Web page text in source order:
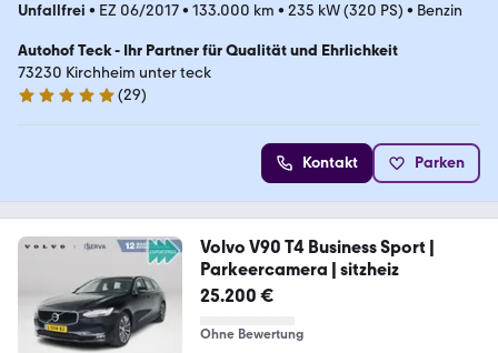
Unfallfrei • EZ 06/2017• 133.000 km • 235 kW (320 PS) • Benzin
Autohof Teck - Ihr Partner für Qualität und Ehrlichkeit
73230 Kirchheim unter teck
5 Sterne
(29)
Kontakt Parken
Volvo V90 T4 Business Sport |
Parkeercamera | sitzheiz
25.200 €
Ohne Bewertung